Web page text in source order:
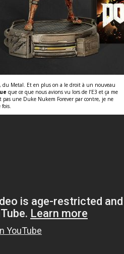
du Metal. Et en plus on a le droit à un nouveau
que ce que nous avions vu lors de l’E3 et ça me
pas une Duke Nukem Forever par contre, je ne
fois.